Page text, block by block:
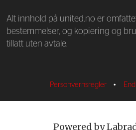
Alt innhold på united.no er
bestemmelser, og kopiering og
tillatt uten avtale.
Personvernsregler •
Powered by